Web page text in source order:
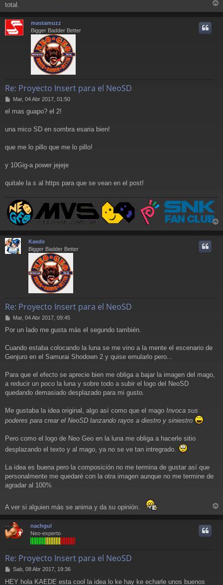
total.
r
mastamuzz
Bigger Badder Better
Re: Proyecto Insert para el NeoSD
M
n
a
Mar, 04 Abr 2017, 01:50
el mas guapo? el 2!
una mico SD en sombra esaria bien!
que me lo pillo que me lo pillo!
y 10Gig-a power jejeje
quitale la s al https para que se vean en el post!
r
Kaede
Bigger Badder Better
Re: Proyecto Insert para el NeoSD
M
n
a
j
Mar, 04 Abr 2017, 09:45
Por un lado me gusta más el segundo también.
Cuando estaba colocando la luna se me vino a la mente el escenario de
Genjuro en el Samurai Shodown 2 y quise emularlo pero...
Para que el efecto se aprecie bien me obliga a bajar la imagen del mago,
a reducir un poco la luna y sobre todo a subir el logo del NeoSD
quedando demasiado desplazado para mi gusto.
Me gustaba la idea original, algo así como que el mago Invoca sus
poderes para crear el NeoSD lanzando rayos a diestro y siniestro
Pero como el logo de Neo Geo en la luna me obliga a hacerle sitio
desplazando el texto y al mago, ya no se ve tan intregrado.
La idea es buena pero la composición no me termina de gustar así que
personalmente me quedaré con la otra imagen aunque no me termine de
agradar al 100%
A ver si alguien más se anima y da su opinión.
r
nachgul
Neo-experto
Re: Proyecto Insert para el NeoSD
M
n
Sab, 08 Abr 2017, 19:36
HEY hola KAEDE esta cool la idea lo ke hay ke echarle unos buenos